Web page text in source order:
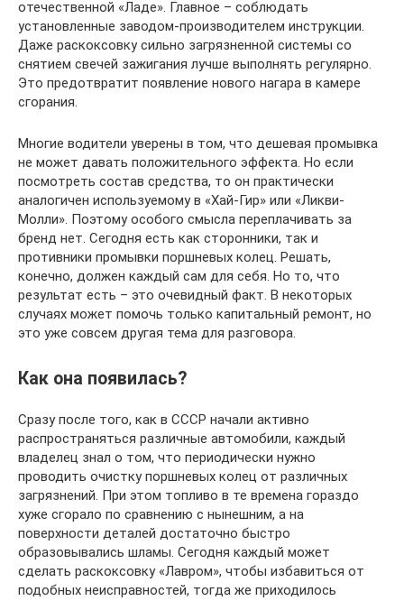
отечественной «Ладе». Главное – соблюдать
установленные заводом-производителем инструкции.
Даже раскоксовку сильно загрязненной системы со
снятием свечей зажигания лучше выполнять регулярно.
Это предотвратит появление нового нагара в камере
сгорания.
Многие водители уверены в том, что дешевая промывка
не может давать положительного эффекта. Но если
посмотреть состав средства, то он практически
аналогичен используемому в «Хай-Гир» или «Ликви-
Молли». Поэтому особого смысла переплачивать за
бренд нет. Сегодня есть как сторонники, так и
противники промывки поршневых колец. Решать,
конечно, должен каждый сам для себя. Но то, что
результат есть – это очевидный факт. В некоторых
случаях может помочь только капитальный ремонт, но
это уже совсем другая тема для разговора.
Как она появилась?
Сразу после того, как в СССР начали активно
распространяться различные автомобили, каждый
владелец знал о том, что периодически нужно
проводить очистку поршневых колец от различных
загрязнений. При этом топливо в те времена гораздо
хуже сгорало по сравнению с нынешним, а на
поверхности деталей достаточно быстро
образовывались шламы. Сегодня каждый может
сделать раскоксовку «Лавром», чтобы избавиться от
подобных неисправностей, тогда же приходилось